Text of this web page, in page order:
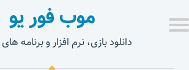
موب فور یو
دانلود بازی، نرم افزار و برنامه